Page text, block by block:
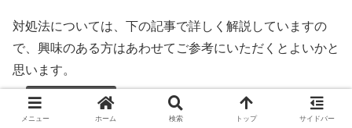
対処法については、下の記事で詳しく解説していますの
で、興味のある方はあわせてご参考にいただくとよいかと
思います。
【原付エンジンがかからない？】パターン別の対
メニュー ホーム 検索 トップ サイドバー